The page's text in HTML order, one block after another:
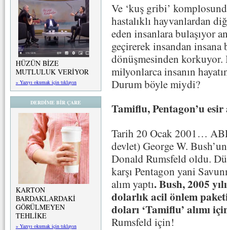
HÜZÜN BİZE
MUTLULUK VERİYOR
» Yazıyı okumak için tıklayın
DERDİME BİR ÇARE
KARTON
BARDAKLARDAKİ
GÖRÜLMEYEN
TEHLİKE
» Yazıyı okumak için tıklayın
Ve ‘kuş gribi’
hastalıklı hayvanlardan
eden insanlara bulaşıyor
geçirerek insandan
dönüşmesinden
milyonlarca insanın
Durum böyle miydi?
Tamiflu, Pentagon’u esir
Tarih 20 Ocak 2001…
devlet) George W.
Donald Rumsfeld oldu.
karşı Pentagon yani
alım yaptı. Bush, 2005
dolarlık acil önlem
doları ‘Tamiflu’ alımı
Rumsfeld için!